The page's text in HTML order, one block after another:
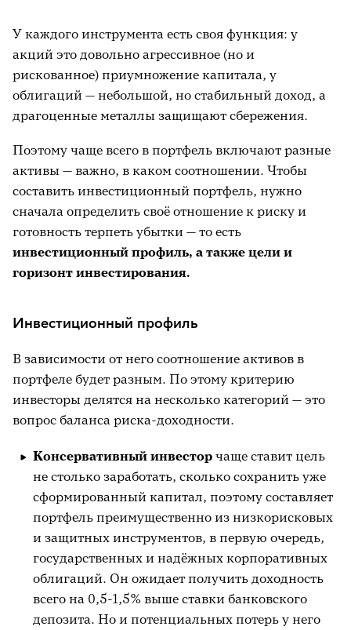
У каждого инструмента есть своя функция: у
акций это довольно агрессивное (но и
рискованное) приумножение капитала, у
облигаций — небольшой, но стабильный доход, а
драгоценные металлы защищают сбережения.
Поэтому чаще всего в портфель включают разные
активы — важно, в каком соотношении. Чтобы
составить инвестиционный портфель, нужно
сначала определить своё отношение к риску и
готовность терпеть убытки — то есть
инвестиционный профиль, а также цели и
горизонт инвестирования.
Инвестиционный профиль
В зависимости от него соотношение активов в
портфеле будет разным. По этому критерию
инвесторы делятся на несколько категорий — это
вопрос баланса риска-доходности.
Консервативный инвестор чаще ставит цель
не столько заработать, сколько сохранить уже
сформированный капитал, поэтому составляет
портфель преимущественно из низкорисковых
и защитных инструментов, в первую очередь,
государственных и надёжных корпоративных
облигаций. Он ожидает получить доходность
всего на 0,5-1,5% выше ставки банковского
депозита. Но и потенциальных потерь у него